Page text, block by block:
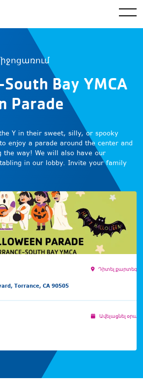
Bay YMCA
Parade
Y in their sweet, silly, or spooky
enjoy a parade around the center and
the way! We will also have our
in our lobby. Invite your family
Torrance, CA 90505
Դիտել քարտեզի
Ավելացնել